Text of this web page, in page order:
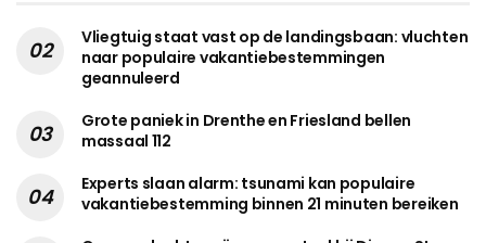
Vliegtuig staat vast op de landingsbaan: vluchten
naar populaire vakantiebestemmingen
geannuleerd
Grote paniek in Drenthe en Friesland bellen
massaal 112
Experts slaan alarm: tsunami kan populaire
vakantiebestemming binnen 21 minuten bereiken